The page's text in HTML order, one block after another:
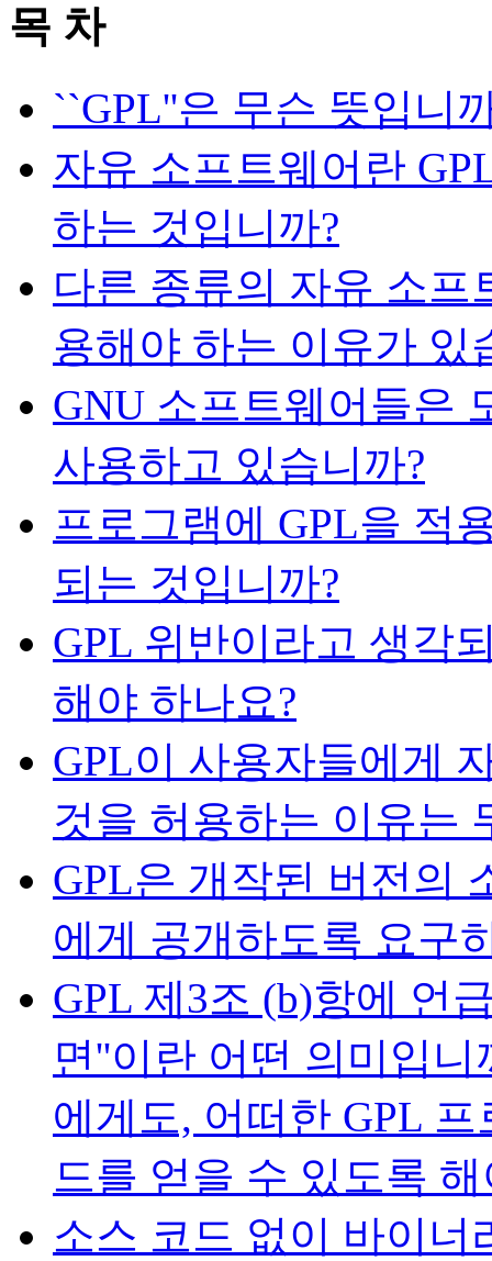
목 차
``GPL''은 무슨 뜻입니
자유 소프트웨어란
하는 것입니까?
다른 종류의 자유 소프
용해야 하는 이유가 있
GNU 소프트웨어들은
사용하고 있습니까?
프로그램에 GPL을 적
되는 것입니까?
GPL 위반이라고 생각
해야 하나요?
GPL이 사용자들에게
것을 허용하는 이유는
GPL은 개작된 버전의
에게 공개하도록 요구
GPL 제3조 (b)항에 언
면''이란 어떤 의미입
에게도, 어떠한 GPL
드를 얻을 수 있도록
소스 코드 없이 바이너